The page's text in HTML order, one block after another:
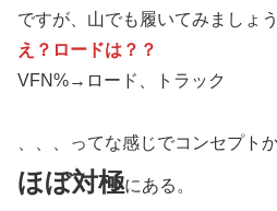
ですが、山でも履いてみましょう
え？ロードは？？
VFN%→ロード、トラック
、、、ってな感じでコンセプト
ほぼ対極にある。